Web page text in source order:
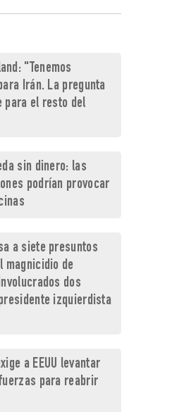
"Tenemos
Irán. La pregunta
para el resto del
sin dinero: las
podrían provocar
a siete presuntos
magnicidio de
dos
izquierdista
a EEUU levantar
para reabrir